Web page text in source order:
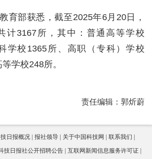
育部获悉，截至2025年6月20日，
计3167所，其中：普通高等学校
学校1365所、高职（专科）学校
学校248所。
责任编辑：郭炘蔚
日报概况 报社领导 关于中国科技网
联系我们
技日报社公开招聘公告
互联网新闻信息服务许可证